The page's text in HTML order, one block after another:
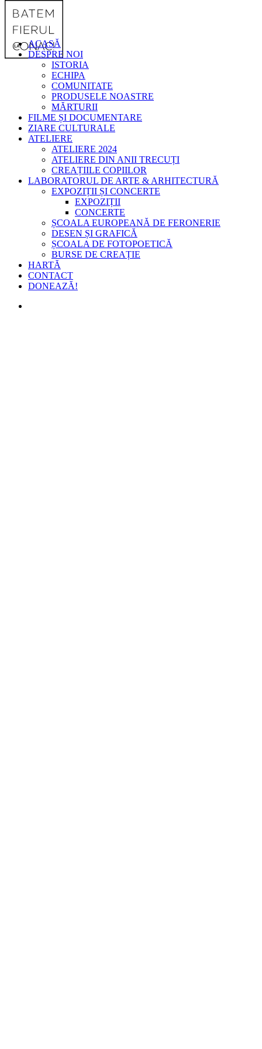
ACASĂ
DESPRE NOI
ISTORIA
ECHIPA
COMUNITATE
PRODUSELE NOASTRE
MĂRTURII
FILME ȘI DOCUMENTARE
ZIARE CULTURALE
ATELIERE
ATELIERE 2024
ATELIERE DIN ANII TRECUȚI
CREAȚIILE COPIILOR
LABORATORUL DE ARTE & ARHITECTURĂ
EXPOZIȚII ȘI CONCERTE
EXPOZIȚII
CONCERTE
ȘCOALA EUROPEANĂ DE FERONERIE
DESEN ȘI GRAFICĂ
ȘCOALA DE FOTOPOETICĂ
BURSE DE CREAȚIE
HARTĂ
CONTACT
DONEAZĂ!